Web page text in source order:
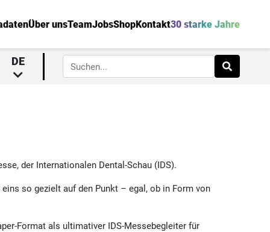
Über unsTeamJobsShopKontakt30 starke Jahre
DE
der Internationalen Dental-Schau (IDS).
so gezielt auf den Punkt – egal, ob in Form von
Format als ultimativer IDS-Messebegleiter für